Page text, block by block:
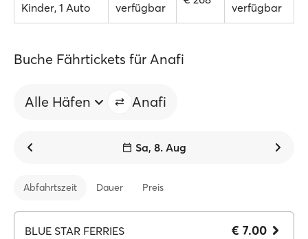
Kinder, 1 Auto verfügbar verfügbar
Buche Fährtickets für Anafi
Alle Häfen Anafi
Sa, 8. Aug
Abfahrtszeit Dauer Preis
BLUE STAR FERRIES € 7.00